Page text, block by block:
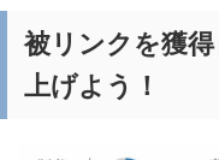
被リンクを獲
上げよう！